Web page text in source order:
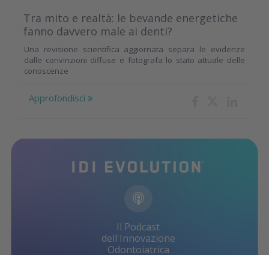
Tra mito e realtà: le bevande energetiche
fanno davvero male ai denti?
Una revisione scientifica aggiornata separa le evidenze
dalle convinzioni diffuse e fotografa lo stato attuale delle
conoscenze
Approfondisci
Il Podcast
dell'Innovazione
Odontoiatrica